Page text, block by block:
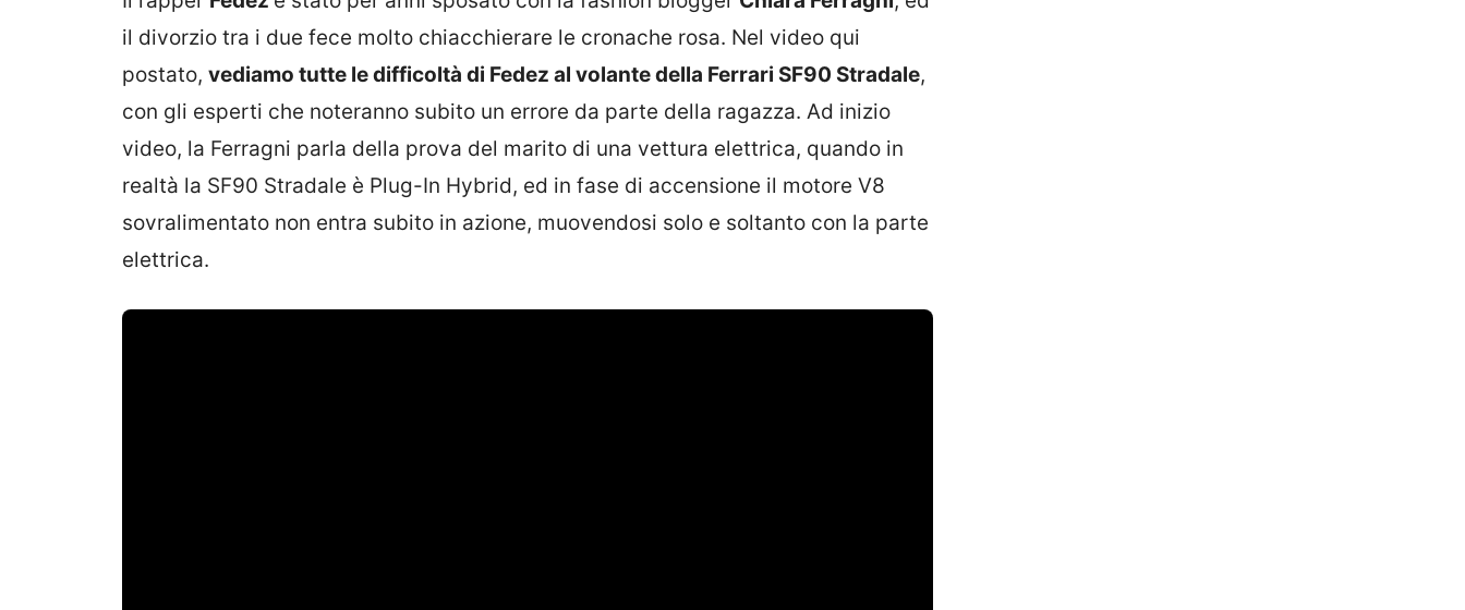
il divorzio tra i due fece molto chiacchierare le cronache rosa. Nel video qui
postato, vediamo tutte le difficoltà di Fedez al volante della Ferrari SF90 Stradale,
con gli esperti che noteranno subito un errore da parte della ragazza. Ad inizio
video, la Ferragni parla della prova del marito di una vettura elettrica, quando in
realtà la SF90 Stradale è Plug-In Hybrid, ed in fase di accensione il motore V8
sovralimentato non entra subito in azione, muovendosi solo e soltanto con la parte
elettrica.